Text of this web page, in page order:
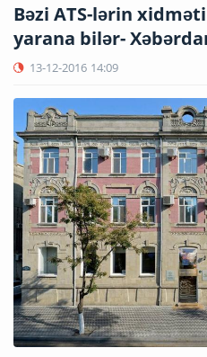
Bəzi ATS-lərin
yarana bilər-
13-12-2016 14:09